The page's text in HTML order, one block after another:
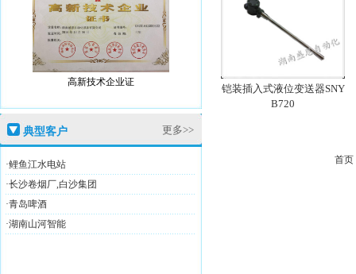
高新技术企业证
典型客户 更多>>
·鲤鱼江水电站
·长沙卷烟厂,白沙集团
·青岛啤酒
·湖南山河智能
铠装插入式液位变送器SNY
B720
首页